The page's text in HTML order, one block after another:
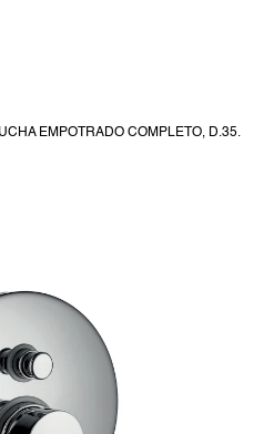
EMPOTRADO COMPLETO, D.35.